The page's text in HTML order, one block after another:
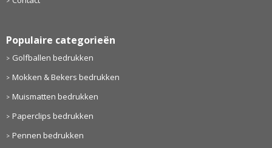
Populaire categorieën
Golfballen bedrukken
Mokken & Bekers bedrukken
Muismatten bedrukken
Paperclips bedrukken
Pennen bedrukken